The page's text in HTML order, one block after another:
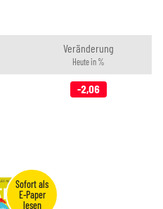
Veränderung
Heute in %
-2,06